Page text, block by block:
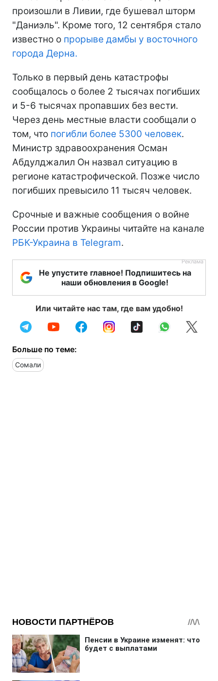
произошли в Ливии, где бушевал шторм
"Даниэль". Кроме того, 12 сентября стало
известно о прорыве дамбы у восточного
города Дерна.
Только в первый день катастрофы
сообщалось о более 2 тысячах погибших
и 5-6 тысячах пропавших без вести.
Через день местные власти сообщали о
том, что погибли более 5300 человек.
Министр здравоохранения Осман
Абдулджалил Он назвал ситуацию в
регионе катастрофической. Позже число
погибших превысило 11 тысяч человек.
Срочные и важные сообщения о войне
России против Украины читайте на канале
РБК-Украина в Telegram.
Не упустите главное! Подпишитесь на
наши обновления в Google!
Или читайте нас там, где вам удобно!
Больше по теме:
Сомали